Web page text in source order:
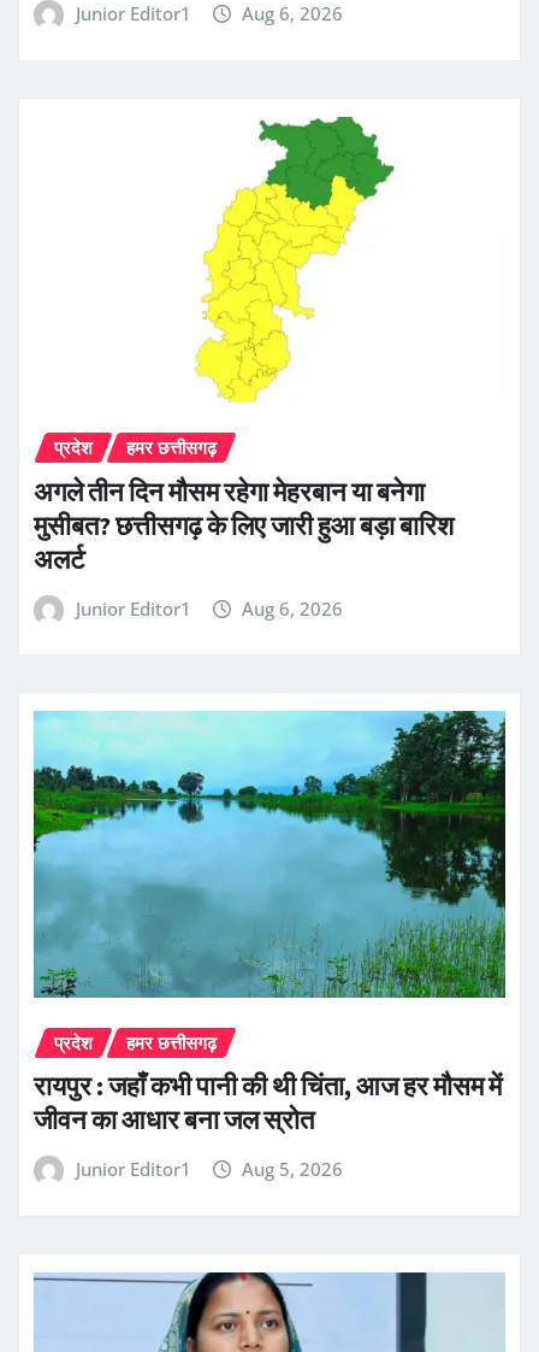
Junior Editor1 Aug 6, 2026
प्रदेश हमर छत्तीसगढ़
अगले तीन दिन मौसम रहेगा मेहरबान या बनेगा
मुसीबत? छत्तीसगढ़ के लिए जारी हुआ बड़ा बारिश
अलर्ट
Junior Editor1 Aug 6, 2026
प्रदेश हमर छत्तीसगढ़
रायपुर : जहाँ कभी पानी की थी चिंता, आज हर मौसम में
जीवन का आधार बना जल स्रोत
Junior Editor1 Aug 5, 2026